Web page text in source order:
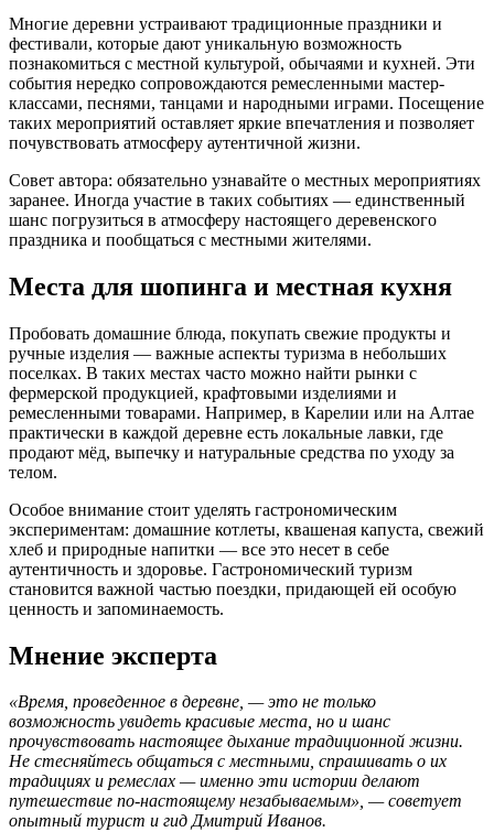
Многие деревни устраивают традиционные праздники и
фестивали, которые дают уникальную возможность
познакомиться с местной культурой, обычаями и кухней. Эти
события нередко сопровождаются ремесленными мастер-
классами, песнями, танцами и народными играми. Посещение
таких мероприятий оставляет яркие впечатления и позволяет
почувствовать атмосферу аутентичной жизни.
Совет автора: обязательно узнавайте о местных мероприятиях
заранее. Иногда участие в таких событиях — единственный
шанс погрузиться в атмосферу настоящего деревенского
праздника и пообщаться с местными жителями.
Места для шопинга и местная кухня
Пробовать домашние блюда, покупать свежие продукты и
ручные изделия — важные аспекты туризма в небольших
поселках. В таких местах часто можно найти рынки с
фермерской продукцией, крафтовыми изделиями и
ремесленными товарами. Например, в Карелии или на Алтае
практически в каждой деревне есть локальные лавки, где
продают мёд, выпечку и натуральные средства по уходу за
телом.
Особое внимание стоит уделять гастрономическим
экспериментам: домашние котлеты, квашеная капуста, свежий
хлеб и природные напитки — все это несет в себе
аутентичность и здоровье. Гастрономический туризм
становится важной частью поездки, придающей ей особую
ценность и запоминаемость.
Мнение эксперта
«Время, проведенное в деревне, — это не только
возможность увидеть красивые места, но и шанс
прочувствовать настоящее дыхание традиционной жизни.
Не стесняйтесь общаться с местными, спрашивать о их
традициях и ремеслах — именно эти истории делают
путешествие по-настоящему незабываемым», — советует
опытный турист и гид Дмитрий Иванов.